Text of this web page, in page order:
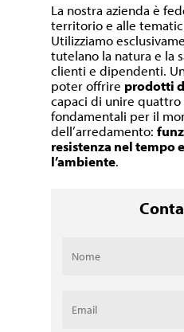
La nostra azienda è
territorio e alle
Utilizziamo
tutelano la natura e la
clienti e dipendenti.
poter offrire prodotti
capaci di unire
fondamentali per il
dell’arredamento:
resistenza nel tempo
l’ambiente.